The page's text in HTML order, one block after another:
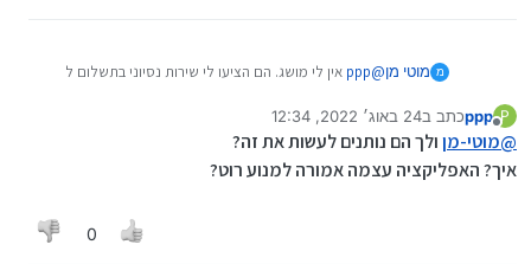
מ מוטי מן@
ppp אין לי מושג. הם הציעו לי שירות נסיוני בתשלום ל
הם לא לוקחים אחריות.
P
מנותק
pppכתב ב24 באוג׳ 2022, 12:34
נערך לאחרונה על ידי
@מוטי-מןולך הם נותנים לעשות את זה?
איך? האפליקציה עצמה אמורה למנוע רוט?
0